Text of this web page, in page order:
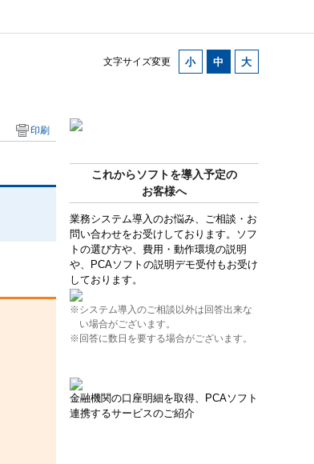
文字サイズ変更
これからソフトを導入予定の
お客様へ
業務システム導入のお悩み、ご相談・お
問い合わせをお受けしております。ソフ
トの選び方や、費用・動作環境の説明
や、PCAソフトの説明デモ受付もお受け
しております。
※システム導入のご相談以外は回答出来な
い場合がございます。
※回答に数日を要する場合がございます。
金融機関の口座明細を取得、PCAソフト
連携するサービスのご紹介
印刷